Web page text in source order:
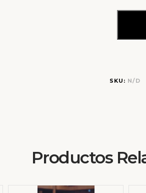
SKU: N/D
Productos